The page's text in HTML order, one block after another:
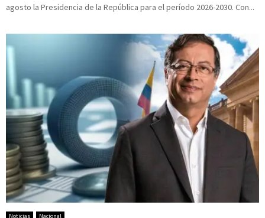
agosto la Presidencia de la República para el período 2026-2030. Con...
Noticias Nacional